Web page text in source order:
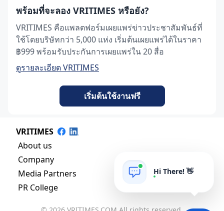
พร้อมที่จะลอง VRITIMES หรือยัง?
VRITIMES คือแพลตฟอร์มเผยแพร่ข่าวประชาสัมพันธ์ที่
ใช้โดยบริษัทกว่า 5,000 แห่ง เริ่มต้นเผยแพร่ได้ในราคา
฿999 พร้อมรับประกันการเผยแพร่ใน 20 สื่อ
ดูรายละเอียด VRITIMES
เริ่มต้นใช้งานฟรี
VRITIMES
About us
Company
Media Partners
PR College
Hi There! 👋